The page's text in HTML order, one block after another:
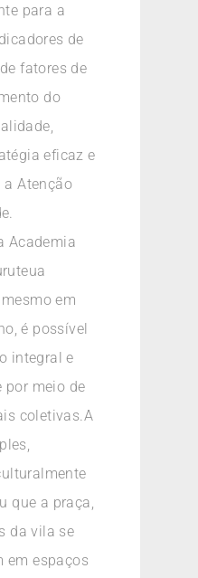
para a
de
fatores de
do
eficaz e
a Atenção
Academia
em
é possível
integral e
por meio de
coletivas.A
que a praça,
da vila se
em espaços